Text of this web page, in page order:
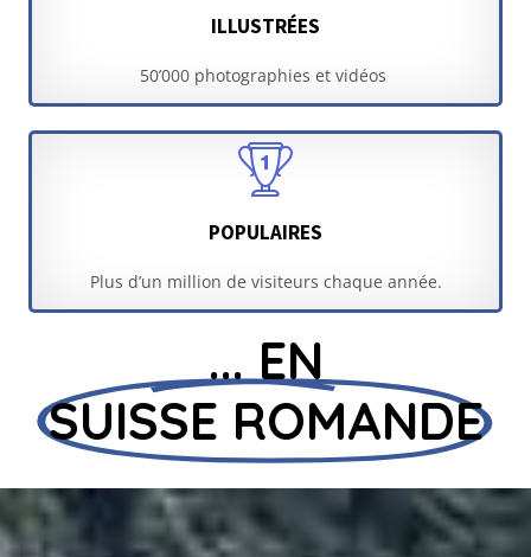
ILLUSTRÉES
50’000 photographies et vidéos
POPULAIRES
Plus d’un million de visiteurs chaque année.
... EN
SUISSE ROMANDE